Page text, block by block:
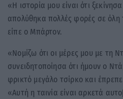
«Η ιστορία μου είναι ότι
απολύθηκα πολλές φορές σε όλη
είπε ο Μπάρτον.
«Νομίζω ότι οι μέρες μου με τη
συνειδητοποίησα ότι ήμουν ο
φρικτό μεγάλο τσίρκο και
«Αυτή η ταινία είναι αρκετά